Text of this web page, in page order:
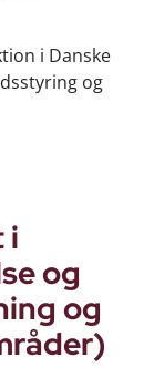
i Danske
og
i
og
og